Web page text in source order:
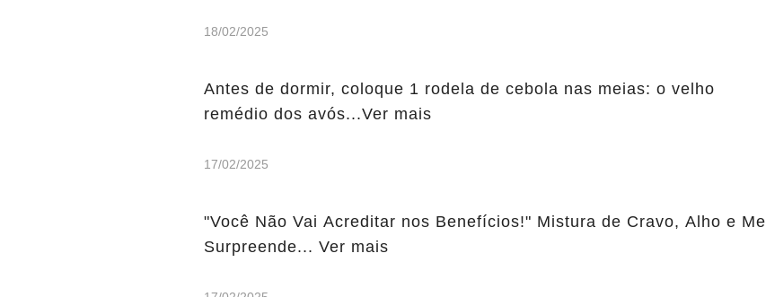
18/02/2025
Antes de dormir, coloque 1 rodela de cebola nas meias: o velho
remédio dos avós...Ver mais
17/02/2025
"Você Não Vai Acreditar nos Benefícios!" Mistura de Cravo, Alho e Mel
Surpreende... Ver mais